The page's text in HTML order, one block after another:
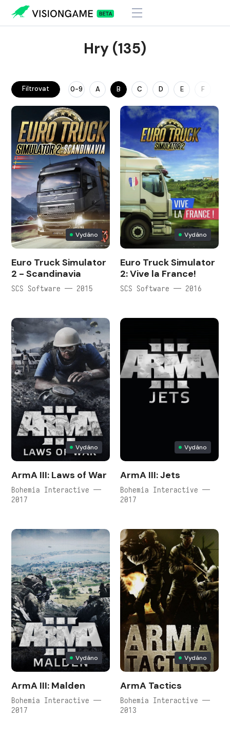
Hry (135)
Filtrovat 0-9 A B C D E F
Vydáno
Euro Truck Simulator
2 - Scandinavia
SCS Software — 2015
Vydáno
Euro Truck Simulator
2: Vive la France!
SCS Software — 2016
Vydáno
ArmA III: Laws of War
Bohemia Interactive —
2017
Vydáno
ArmA III: Jets
Bohemia Interactive —
2017
Vydáno
ArmA III: Malden
Bohemia Interactive —
2017
Vydáno
ArmA Tactics
Bohemia Interactive —
2013